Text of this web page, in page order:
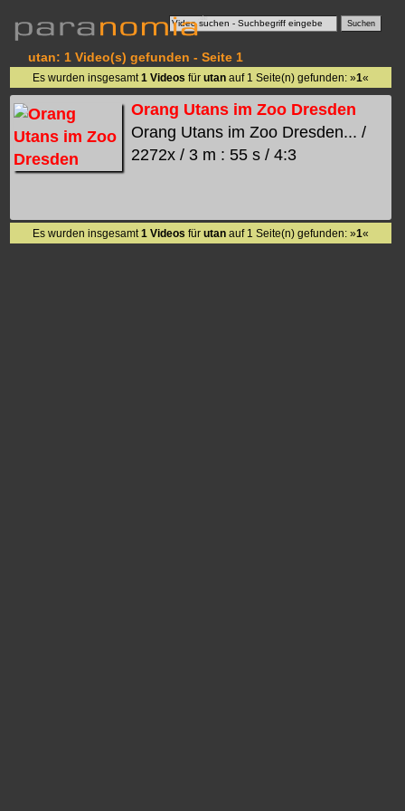
utan: 1 Video(s) gefunden - Seite 1
Es wurden insgesamt 1 Videos für utanauf 1 Seite(n) gefunden: »1«
Orang Utans im Zoo Dresden
Orang Utans im Zoo Dresden... /
2272x / 3 m : 55 s / 4:3
Es wurden insgesamt 1 Videos für utanauf 1 Seite(n) gefunden: »1«